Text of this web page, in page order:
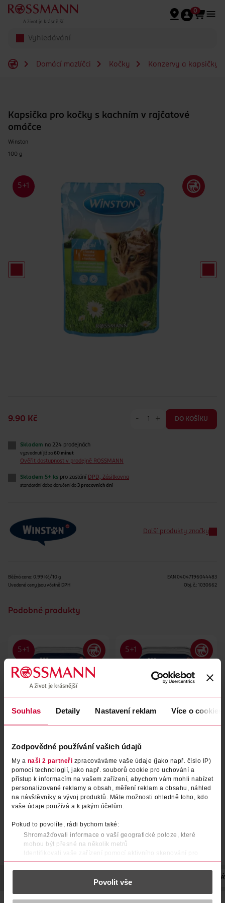
Souhlas Detaily Nastavení reklam Více o cookies
Zodpovědné používání vašich údajů
My a naši 2 partneři zpracováváme vaše údaje (jako např. číslo IP)
pomocí technologií, jako např. souborů cookie pro uchování a
přístup k informacím na vašem zařízení, abychom vám mohli nabízet
personalizované reklamy a obsah, měření reklam a obsahu, náhled
na návštěvníky a vývoj produktů. Máte možnosti ohledně toho, kdo
vaše údaje používá a k jakým účelům.
Pokud to povolíte, rádi bychom také:
Shromažďovali informace o vaší geografické poloze, které
mohou být přesné na několik metrů
Identifikovali vaše zařízení pomocí aktivního skenování pro
konkrétní charakteristiky (otisk prstu)
Zjistěte více o tom, jak zpracováváme vaše osobní údaje, a nastavte
části s podrobnostmi . Svůj souhlas můžete kdykoliv
Povolit vše
Přeskočit na hlavmní obsah
0
Domácí mazlíčci Kočky Konzervy a kapsičky
Kapsička pro kočky s kachním v rajčatové
omáčce
Winston
100 g
9.90 Kč - + DO KOŠÍKU
Skladem na 224 prodejnách
vyzvednutí již za 60 minut
Ověřit dostupnost v prodejně ROSSMANN
Skladem 5+ ks pro zaslání DPD, Zásilkovna
standardní doba doručení do 3 pracovních dní
Další produkty značky
Běžná cena: 0.99 Kč/10 g
Uvedené ceny jsou včetně DPH
EAN 04047196044483
Obj. č.: 1030662
Podobné produkty
Vanička pro kočky drůbeží v
mrkvové omáčce
Winston 100 g
9.90 Kč
DO KOŠÍKU
Vanička pro kočky losos v
bylinkové omáčce
Winston
9.90 Kč
DO KOŠÍKU
KRMNÁ